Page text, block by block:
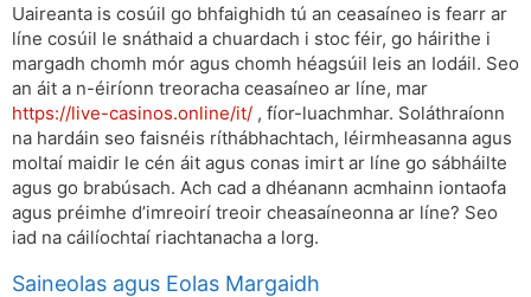
Uaireanta is cosúil go bhfaighidh tú an ceasaíneo is fearr ar
líne cosúil le snáthaid a chuardach i stoc féir, go háirithe i
margadh chomh mór agus chomh héagsúil leis an Iodáil. Seo
an áit a n-éiríonn treoracha ceasaíneo ar líne, mar
https://live-casinos.online/it/ , fíor-luachmhar. Soláthraíonn
na hardáin seo faisnéis ríthábhachtach, léirmheasanna agus
moltaí maidir le cén áit agus conas imirt ar líne go sábháilte
agus go brabúsach. Ach cad a dhéanann acmhainn iontaofa
agus préimhe d’imreoirí treoir cheasaíneonna ar líne? Seo
iad na cáilíochtaí riachtanacha a lorg.
Saineolas agus Eolas Margaidh